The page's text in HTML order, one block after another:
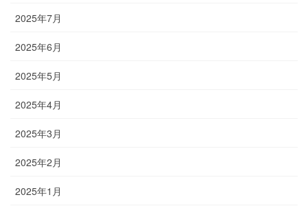
2025年7月
2025年6月
2025年5月
2025年4月
2025年3月
2025年2月
2025年1月